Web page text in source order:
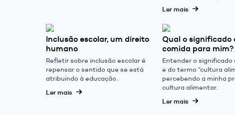
Ler mais
Inclusão escolar, um direito
humano
Refletir sobre inclusão escolar é
repensar o sentido que se está
atribuindo à educação.
Ler mais
Qual o significado
comida para mim?
Entender o significado
e do termo “cultura
percebendo a minha
cultura alimentar.
Ler mais